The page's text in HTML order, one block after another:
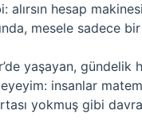
alırsın hesap
mesele sadece
yaşayan, gündelik
insanlar
yokmuş gibi